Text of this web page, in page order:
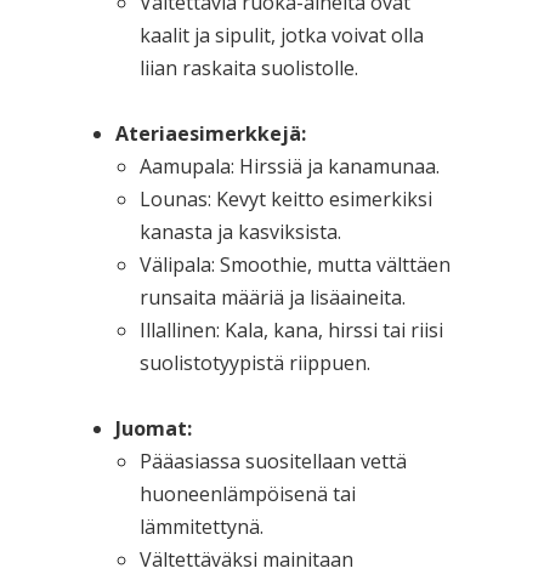
kaalit ja sipulit, jotka voivat olla
liian raskaita suolistolle.
Ateriaesimerkkejä:
Aamupala: Hirssiä ja kanamunaa.
Lounas: Kevyt keitto esimerkiksi
kanasta ja kasviksista.
Välipala: Smoothie, mutta välttäen
runsaita määriä ja lisäaineita.
Illallinen: Kala, kana, hirssi tai riisi
suolistotyypistä riippuen.
Juomat:
Pääasiassa suositellaan vettä
huoneenlämpöisenä tai
lämmitettynä.
Vältettäväksi mainitaan